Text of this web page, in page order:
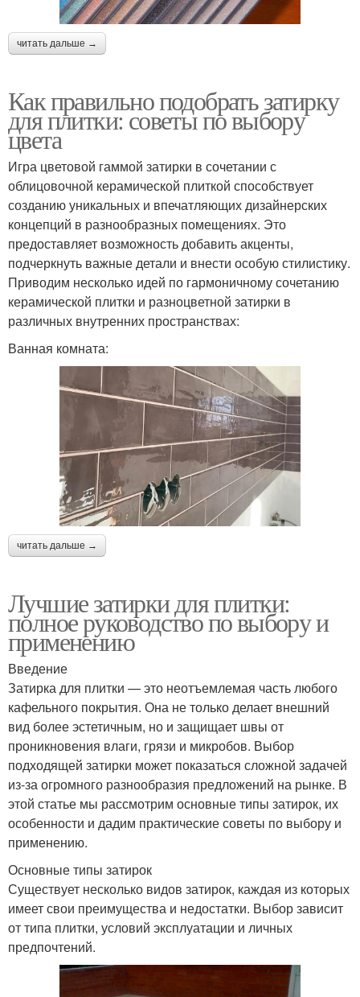
читать дальше →
Как правильно подобрать затирку
для плитки: советы по выбору
цвета
Игра цветовой гаммой затирки в сочетании с
облицовочной керамической плиткой способствует
созданию уникальных и впечатляющих дизайнерских
концепций в разнообразных помещениях. Это
предоставляет возможность добавить акценты,
подчеркнуть важные детали и внести особую стилистику.
Приводим несколько идей по гармоничному сочетанию
керамической плитки и разноцветной затирки в
различных внутренних пространствах:
Ванная комната:
читать дальше →
Лучшие затирки для плитки:
полное руководство по выбору и
применению
Введение
Затирка для плитки — это неотъемлемая часть любого
кафельного покрытия. Она не только делает внешний
вид более эстетичным, но и защищает швы от
проникновения влаги, грязи и микробов. Выбор
подходящей затирки может показаться сложной задачей
из-за огромного разнообразия предложений на рынке. В
этой статье мы рассмотрим основные типы затирок, их
особенности и дадим практические советы по выбору и
применению.
Основные типы затирок
Существует несколько видов затирок, каждая из которых
имеет свои преимущества и недостатки. Выбор зависит
от типа плитки, условий эксплуатации и личных
предпочтений.